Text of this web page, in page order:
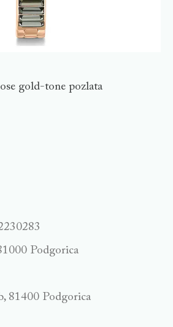
gold-tone pozlata
Podgorica
81400 Podgorica